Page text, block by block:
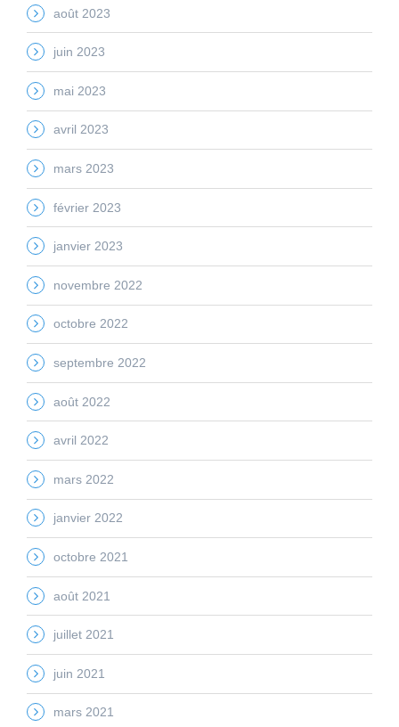
août 2023
juin 2023
mai 2023
avril 2023
mars 2023
février 2023
janvier 2023
novembre 2022
octobre 2022
septembre 2022
août 2022
avril 2022
mars 2022
janvier 2022
octobre 2021
août 2021
juillet 2021
juin 2021
mars 2021